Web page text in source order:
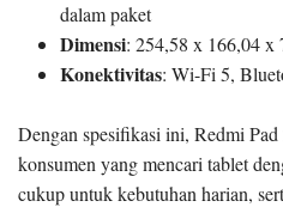
dalam paket
Dimensi: 254,58 x 166,04 x
Konektivitas: Wi-Fi 5,
Dengan spesifikasi ini, Redmi
konsumen yang mencari tablet
cukup untuk kebutuhan harian,